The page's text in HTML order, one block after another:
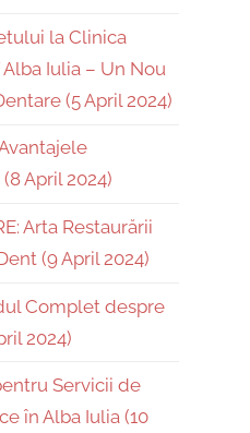
la Clinica
Iulia – Un Nou
(5 April 2024)
April 2024)
Arta Restaurării
(9 April 2024)
Complet despre
2024)
Servicii de
în Alba Iulia (10